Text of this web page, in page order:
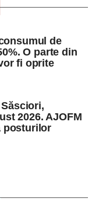
de
O parte din
fi oprite
2026. AJOFM
posturilor